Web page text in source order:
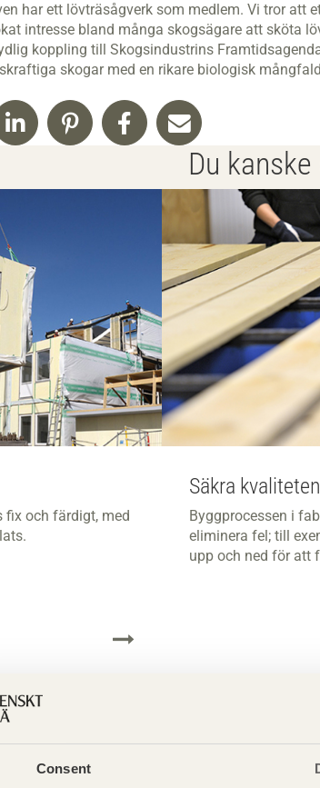
Consent
har ett lövträsågverk som medlem. Vi tror att
intresse bland många skogsägare att sköta
koppling till Skogsindustrins
skogar med en rikare biologisk
Du
fix och färdigt, med
Säkra kvaliteten
Byggprocessen i
eliminera fel; till
upp och ned för att